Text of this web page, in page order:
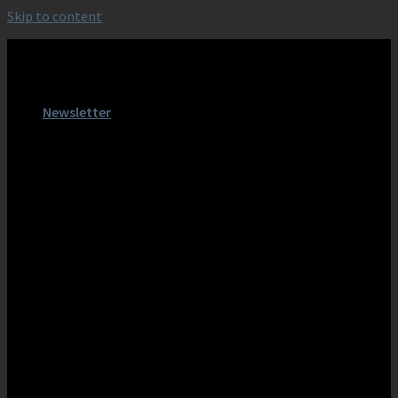
Skip to content
Newsletter